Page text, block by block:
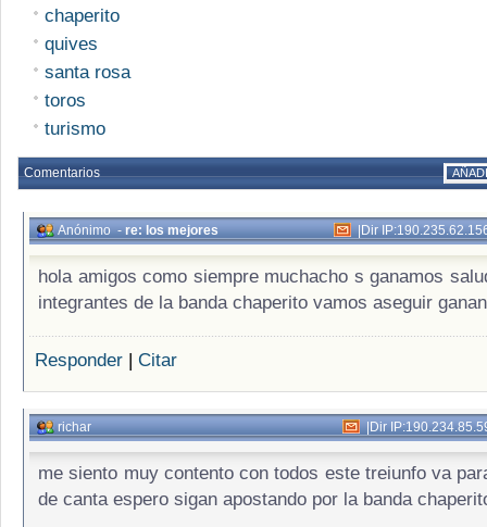
chaperito
quives
santa rosa
toros
turismo
Comentarios
Anónimo-re: los mejores |Dir
hola amigos como siempre muchacho s ganamos
integrantes de la banda chaperito vamos aseguir
Responder | Citar
richar |Dir
me siento muy contento con todos este treiunfo va
de canta espero sigan apostando por la banda